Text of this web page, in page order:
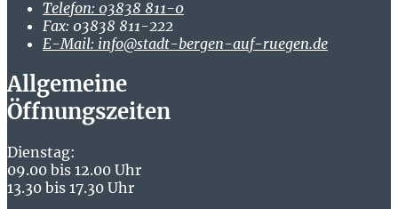
Telefon: 03838 811-0
Fax: 03838 811-222
E-Mail: info@stadt-bergen-auf-ruegen.de
Allgemeine
Öffnungszeiten
Dienstag:
09.00 bis 12.00 Uhr
13.30 bis 17.30 Uhr